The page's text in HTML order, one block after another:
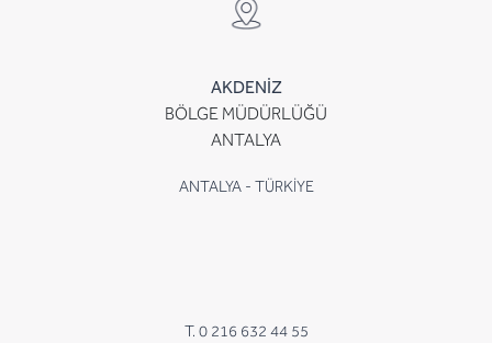
AKDENİZ
BÖLGE MÜDÜRLÜĞÜ
ANTALYA
ANTALYA - TÜRKİYE
T. 0 216 632 44 55